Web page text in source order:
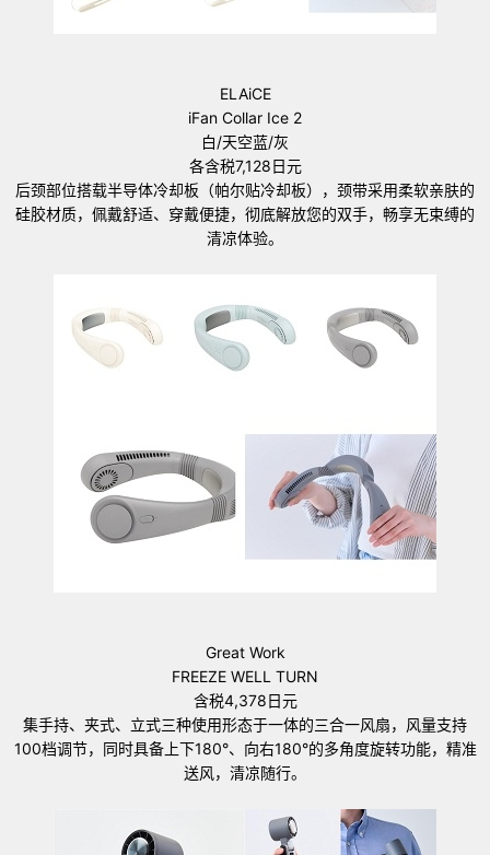
ELAiCE
iFan Collar Ice 2
白/天空蓝/灰
各含税7,128日元
后颈部位搭载半导体冷却板（帕尔贴冷却板），颈带采用柔软亲肤的
硅胶材质，佩戴舒适、穿戴便捷，彻底解放您的双手，畅享无束缚的
清凉体验。
Great Work
FREEZE WELL TURN
含税4,378日元
集手持、夹式、立式三种使用形态于一体的三合一风扇，风量支持
100档调节，同时具备上下180°、向右180°的多角度旋转功能，精准
送风，清凉随行。